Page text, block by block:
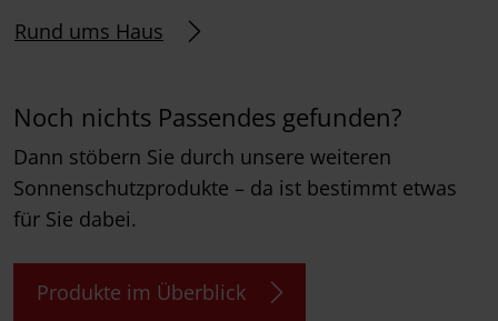
Rund ums Haus
Noch nichts Passendes gefunden?
Dann stöbern Sie durch unsere weiteren
Sonnenschutzprodukte – da ist bestimmt etwas
für Sie dabei.
Produkte im Überblick